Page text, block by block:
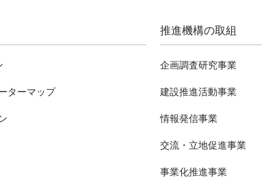
ターマップ
推進機構の取組
企画調査研究事業
建設推進活動事業
情報発信事業
交流・立地促進事業
事業化推進事業